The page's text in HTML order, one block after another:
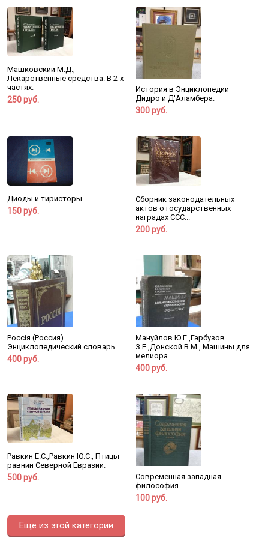
Машковский М.Д.,
Лекарственные средства. В 2-х
частях.
250 руб.
История в Энциклопедии
Дидро и Д'Аламбера.
300 руб.
Диоды и тиристоры.
150 руб.
Сборник законодательных
актов о государственных
наградах ССС...
200 руб.
Россiя (Россия).
Энциклопедический словарь.
400 руб.
Мануйлов Ю.Г.,Гарбузов
З.Е.,Донской В.М., Машины для
мелиора...
400 руб.
Равкин Е.С.,Равкин Ю.С., Птицы
равнин Северной Евразии.
500 руб.
Современная западная
философия.
100 руб.
Еще из этой категории